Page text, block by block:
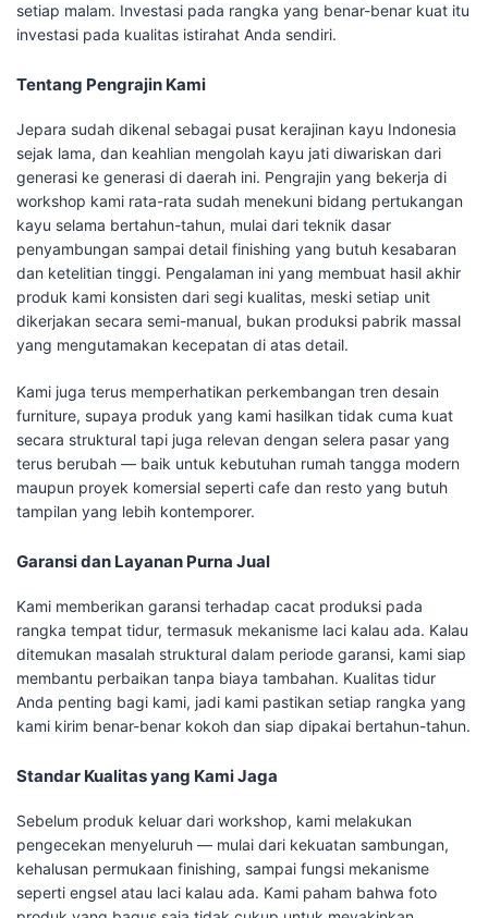
setiap malam. Investasi pada rangka yang benar-benar kuat itu
investasi pada kualitas istirahat Anda sendiri.
Tentang Pengrajin Kami
Jepara sudah dikenal sebagai pusat kerajinan kayu Indonesia
sejak lama, dan keahlian mengolah kayu jati diwariskan dari
generasi ke generasi di daerah ini. Pengrajin yang bekerja di
workshop kami rata-rata sudah menekuni bidang pertukangan
kayu selama bertahun-tahun, mulai dari teknik dasar
penyambungan sampai detail finishing yang butuh kesabaran
dan ketelitian tinggi. Pengalaman ini yang membuat hasil akhir
produk kami konsisten dari segi kualitas, meski setiap unit
dikerjakan secara semi-manual, bukan produksi pabrik massal
yang mengutamakan kecepatan di atas detail.
Kami juga terus memperhatikan perkembangan tren desain
furniture, supaya produk yang kami hasilkan tidak cuma kuat
secara struktural tapi juga relevan dengan selera pasar yang
terus berubah — baik untuk kebutuhan rumah tangga modern
maupun proyek komersial seperti cafe dan resto yang butuh
tampilan yang lebih kontemporer.
Garansi dan Layanan Purna Jual
Kami memberikan garansi terhadap cacat produksi pada
rangka tempat tidur, termasuk mekanisme laci kalau ada. Kalau
ditemukan masalah struktural dalam periode garansi, kami siap
membantu perbaikan tanpa biaya tambahan. Kualitas tidur
Anda penting bagi kami, jadi kami pastikan setiap rangka yang
kami kirim benar-benar kokoh dan siap dipakai bertahun-tahun.
Standar Kualitas yang Kami Jaga
Sebelum produk keluar dari workshop, kami melakukan
pengecekan menyeluruh — mulai dari kekuatan sambungan,
kehalusan permukaan finishing, sampai fungsi mekanisme
seperti engsel atau laci kalau ada. Kami paham bahwa foto